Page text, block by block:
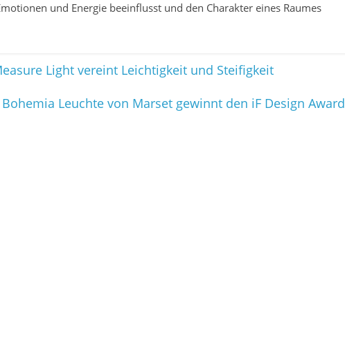
und Energie beeinflusst und den Charakter eines Raumes
Light vereint Leichtigkeit und Steifigkeit
Bohemia Leuchte von Marset gewinnt den iF Design Award